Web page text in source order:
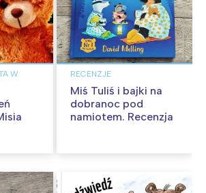
W
RECENZJE
Miś Tuliś i bajki na
dobranoc pod
namiotem. Recenzja